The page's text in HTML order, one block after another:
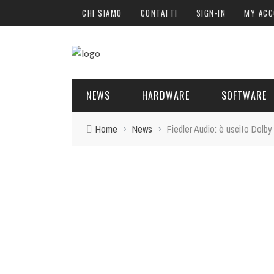
CHI SIAMO CONTATTI SIGN-IN MY
NEWS HARDWARE SOFTWARE
Home › News › Fiedler Audio: è uscito